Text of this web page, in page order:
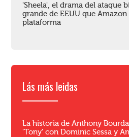
'Sheela', el drama del ataque
grande de EEUU que
plataforma
Lás más leidas
La historia de Anthony
'Tony' con Dominic Sessa y